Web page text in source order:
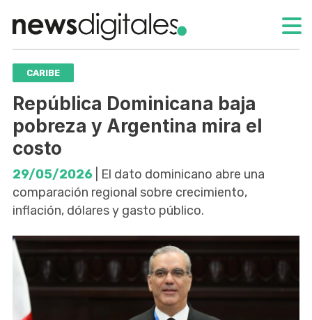
CARIBE
República Dominicana baja
pobreza y Argentina mira el
costo
29/05/2026 | El dato dominicano abre una
comparación regional sobre crecimiento,
inflación, dólares y gasto público.